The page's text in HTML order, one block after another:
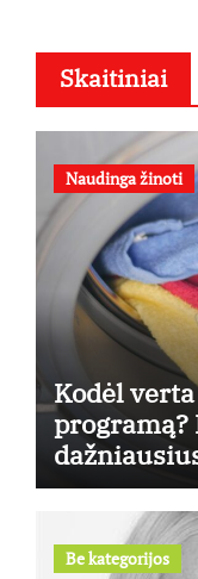
Skaitiniai
Naudinga žinoti
Kodėl
programą?
Be kategorijos